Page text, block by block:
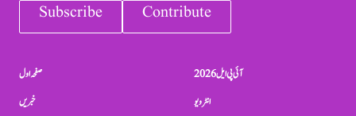
Subscribe Contribute
صفحہ اول
خبریں
آئی پی ایل 2026
انٹرویو